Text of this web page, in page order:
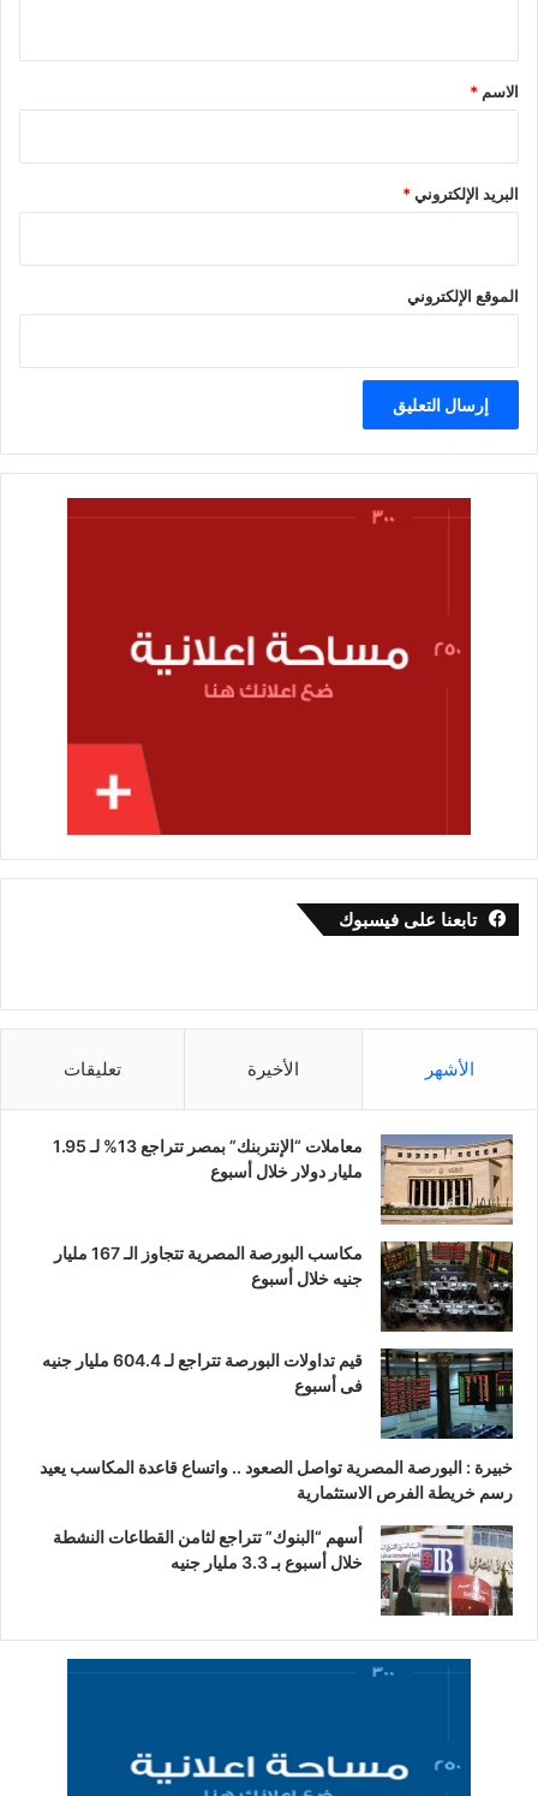
*
الاسم *
البريد الإلكتروني*
الموقع الإلكتروني
تابعنا على فيسبوك
الأشهر الأخيرة تعليقات
معاملات “الإنتربنك” بمصر تتراجع 13% لـ 1.95
مليار دولار خلال أسبوع
مكاسب البورصة المصرية تتجاوز الـ 167 مليار
جنيه خلال أسبوع
قيم تداولات البورصة تتراجع لـ 604.4 مليار جنيه
فى أسبوع
خبيرة : البورصة المصرية تواصل الصعود .. واتساع قاعدة المكاسب يعيد
رسم خريطة الفرص الاستثمارية
أسهم “البنوك” تتراجع لثامن القطاعات النشطة
خلال أسبوع بـ 3.3 مليار جنيه